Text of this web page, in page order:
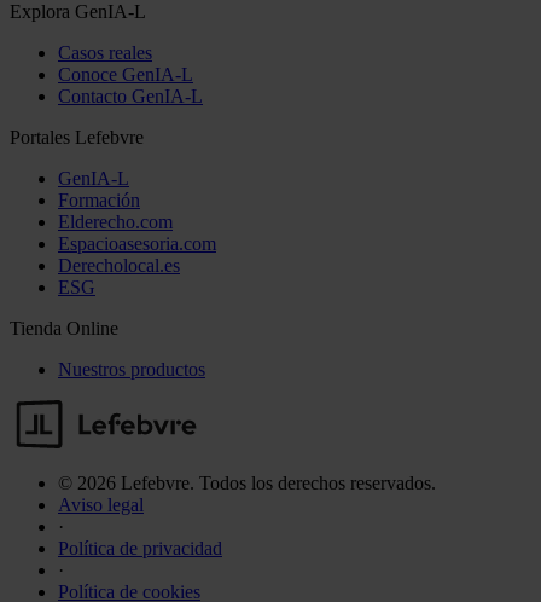
Explora GenIA-L
Casos reales
Conoce GenIA-L
Contacto GenIA-L
Portales Lefebvre
GenIA-L
Formación
Elderecho.com
Espacioasesoria.com
Derecholocal.es
ESG
Tienda Online
Nuestros productos
© 2026 Lefebvre. Todos los derechos reservados.
Aviso legal
·
Política de privacidad
·
Política de cookies